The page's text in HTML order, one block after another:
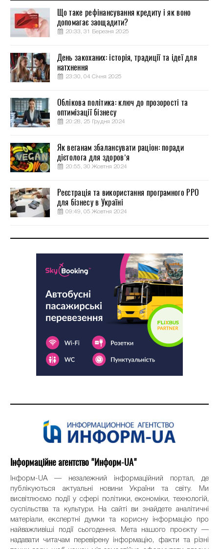
Що таке рефінансування кредиту і як воно
допомагає заощадити?
20:33, 31 Березня 2025
День закоханих: історія, традиції та ідеї для
натхнення
23:30, 04 Січня 2025
Облікова політика: ключ до прозорості та
оптимізації бізнесу
20:28, 25 Грудня 2024
Як веганам збалансувати раціон: поради
дієтолога для здоров’я
20:55, 30 Жовтня 2024
Реєстрація та використання програмного РРО
для бізнесу в Україні
09:49, 05 Жовтня 2024
Інформаційне агентство "Информ-UA"
Інформ-UA — незалежний інформаційний портал, де
публікуються актуальні новини України та світу. Ми
висвітлюємо події у сфері політики, економіки, технологій,
суспільства та культури. На сайті ви знайдете аналітичні
матеріали, експертні думки та корисну інформацію про
найважливіші події сьогодення. Мета нашого проєкту —
надавати читачам перевірену інформацію, факти та різні